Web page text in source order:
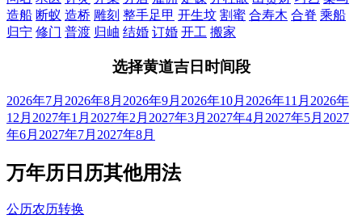
造船 断蚁 造桥 雕刻 整手足甲 开生坟 割蜜 合寿木 合脊 乘船
归宁 修门 普渡 归岫 结婚 订婚 开工 搬家
选择黄道吉日时间段
2026年7月 2026年8月 2026年9月 2026年10月 2026年11月 2026年
12月 2027年1月 2027年2月 2027年3月 2027年4月 2027年5月 2027
年6月 2027年7月 2027年8月
万年历日历其他用法
公历农历转换